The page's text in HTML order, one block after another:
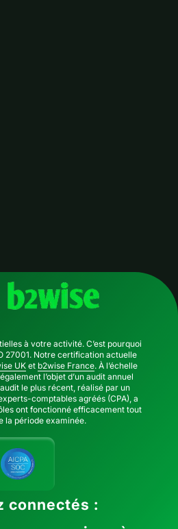
à votre activité. C’est pourquoi
27001. Notre certification actuelle
UK et b2wise France. À l’échelle
l’objet d’un audit annuel
le plus récent, réalisé par un
comptables agréés (CPA), a
ont fonctionné efficacement tout
la période examinée.
connectés :